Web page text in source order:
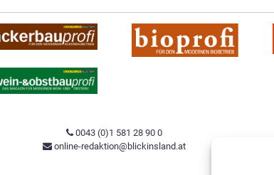
0043 (0)1 581 28 90 0
online-redaktion@blickinsland.at